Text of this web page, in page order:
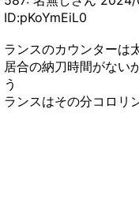
ID:pKoYmEiL0
ランスのカウンターは
居合の納刀時間がない
う
ランスはその分コロリ